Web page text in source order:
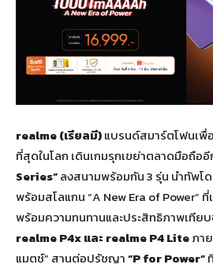
realme (เรียลมี)แบรนด์สมาร์ตโฟนเพื่
ที่สุดในโลก เดินเกมรุกเขย่าตลาดมือถือ
Series”ลงสนามพร้อมกัน 3 รุ่น นำทัพโ
พร้อมสโลแกน “A New Era of Power”
พร้อมความทนทานและประสิทธิภาพเทีย
realme P4xและ realme P4 Liteภา
แมตช์” สานต่อปรัชญา“P for Power”